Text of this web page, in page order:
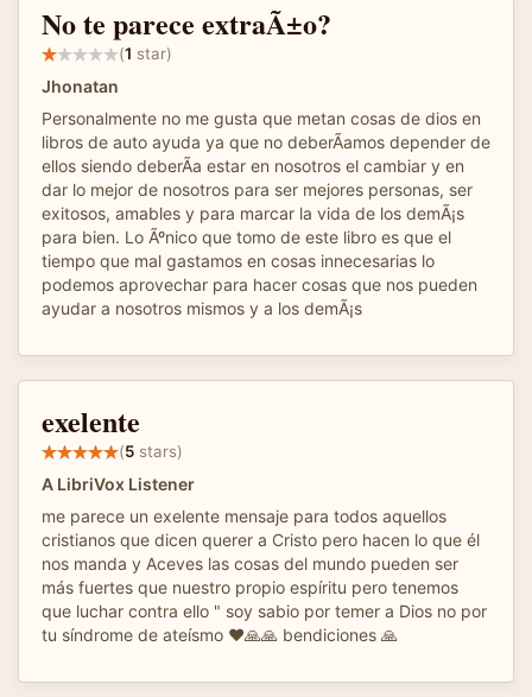
No te parece extraÃ±o?
(1 star)
Jhonatan
Personalmente no me gusta que metan cosas de dios en
libros de auto ayuda ya que no deberÃ­amos depender de
ellos siendo deberÃ­a estar en nosotros el cambiar y en
dar lo mejor de nosotros para ser mejores personas, ser
exitosos, amables y para marcar la vida de los demÃ¡s
para bien. Lo Ãºnico que tomo de este libro es que el
tiempo que mal gastamos en cosas innecesarias lo
podemos aprovechar para hacer cosas que nos pueden
ayudar a nosotros mismos y a los demÃ¡s
exelente
(5 stars)
A LibriVox Listener
me parece un exelente mensaje para todos aquellos
cristianos que dicen querer a Cristo pero hacen lo que él
nos manda y Aceves las cosas del mundo pueden ser
más fuertes que nuestro propio espíritu pero tenemos
que luchar contra ello " soy sabio por temer a Dios no por
tu síndrome de ateísmo ♥️🙏🙏 bendiciones 🙏